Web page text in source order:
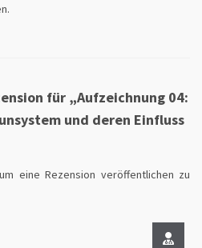
für „Aufzeichnung 04:
und deren Einfluss
eine Rezension veröffentlichen zu